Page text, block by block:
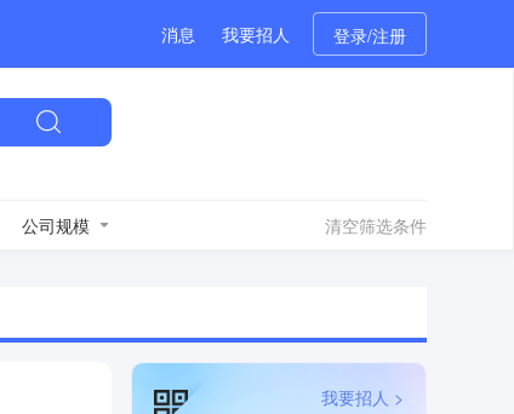
消息 我要招人 登录/注册
公司规模 清空筛选条件
我要招人 >